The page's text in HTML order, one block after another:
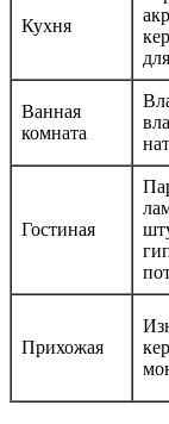
Кухня
Ванная
комната
Гостиная
Прихожая